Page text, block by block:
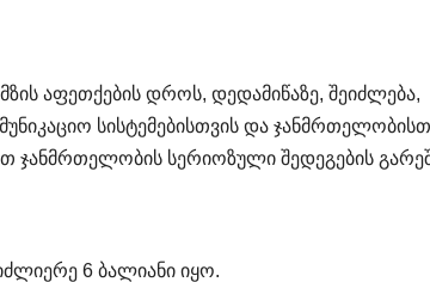
აფეთქების დროს, დედამიწაზე, შეიძლება,
სისტემებისთვის და
ჯანმრთელობის სერიოზული შედეგების
6 ბალიანი იყო.